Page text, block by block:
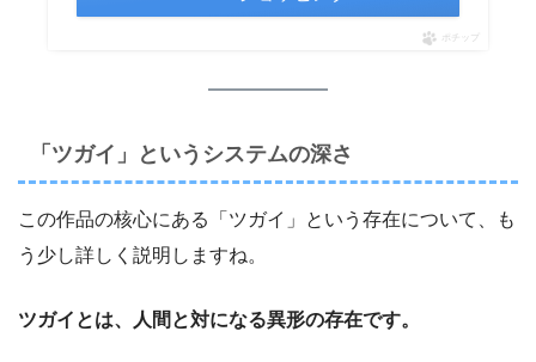
ポチップ
「ツガイ」というシステムの深さ
この作品の核心にある「ツガイ」という存在について、も
う少し詳しく説明しますね。
ツガイとは、人間と対になる異形の存在です。